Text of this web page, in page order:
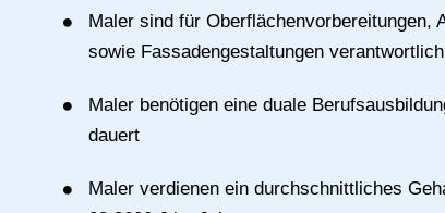
Maler sind für Oberflächenvorbereitungen,
sowie Fassadengestaltungen
Maler benötigen eine duale
dauert
Maler verdienen ein durchschnittliches